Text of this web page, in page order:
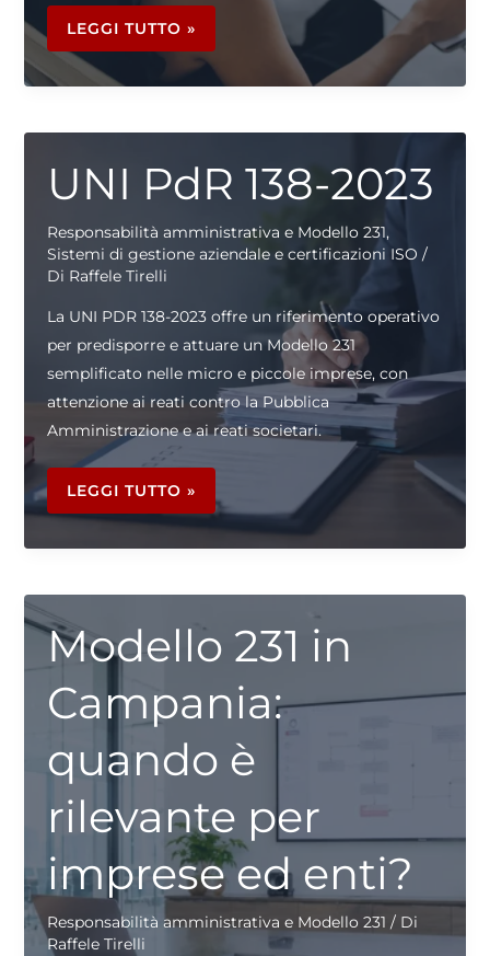
ADOZIONE
MODELLO
FASI,
DELIBERA
E
LEGGI TUTTO »
UNI PdR 138-2023
Responsabilità amministrativa e Modello 231,
Sistemi di gestione aziendale e certificazioni ISO /
Di Raffele Tirelli
La UNI PDR 138-2023 offre un riferimento operativo
per predisporre e attuare un Modello 231
semplificato nelle micro e piccole imprese, con
attenzione ai reati contro la Pubblica
Amministrazione e ai reati societari.
UNI
PDR
2023
LEGGI TUTTO »
Modello 231 in
Campania:
quando è
rilevante per
imprese ed enti?
Responsabilità amministrativa e Modello 231 / Di
Raffele Tirelli